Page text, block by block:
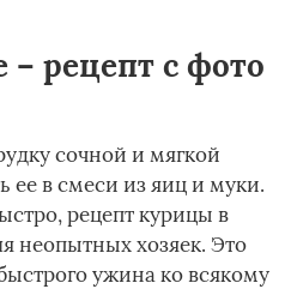
– рецепт с фото
сочной и мягкой
ее в смеси из яиц и муки.
рецепт курицы в
неопытных хозяек. Это
ужина ко всякому